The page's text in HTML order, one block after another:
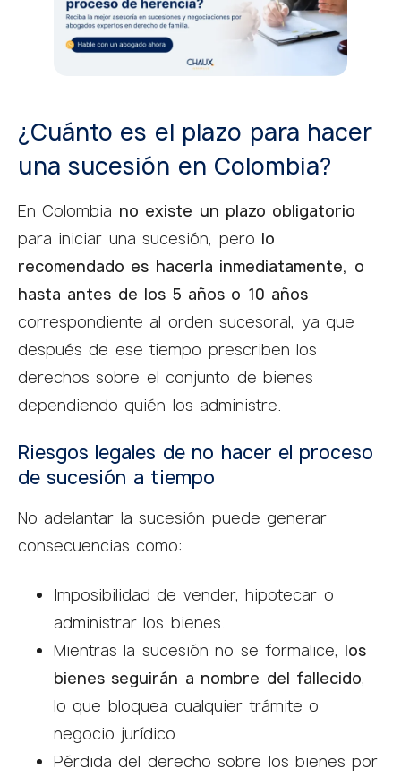
¿Cuánto es el plazo para hacer
una sucesión en Colombia?
En Colombia no existe un plazo obligatorio
para iniciar una sucesión, pero lo
recomendado es hacerla inmediatamente, o
hasta antes de los 5 años o 10 años
correspondiente al orden sucesoral, ya que
después de ese tiempo prescriben los
derechos sobre el conjunto de bienes
dependiendo quién los administre.
Riesgos legales de no hacer el proceso
de sucesión a tiempo
No adelantar la sucesión puede generar
consecuencias como:
Imposibilidad de vender, hipotecar o
administrar los bienes.
Mientras la sucesión no se formalice, los
bienes seguirán a nombre del fallecido,
lo que bloquea cualquier trámite o
negocio jurídico.
Pérdida del derecho sobre los bienes por